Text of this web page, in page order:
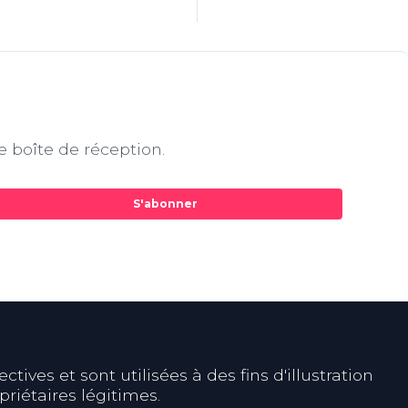
boîte de réception.
S'abonner
et sont utilisées à des fins d'illustration
légitimes.